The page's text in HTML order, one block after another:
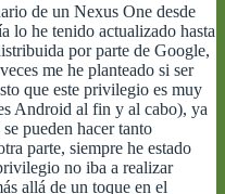
de un Nexus One desde
lo he tenido actualizado hasta
por parte de Google,
me he planteado si ser
que este privilegio es muy
Android al fin y al cabo), ya
pueden hacer tanto
parte, siempre he estado
no iba a realizar
allá de un toque en el